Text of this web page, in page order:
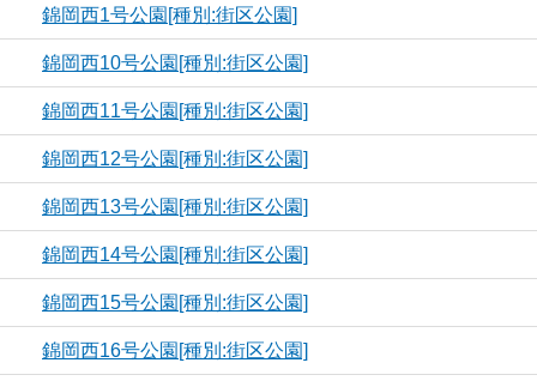
錦岡西1号公園[種別:街区公園]
錦岡西10号公園[種別:街区公園]
錦岡西11号公園[種別:街区公園]
錦岡西12号公園[種別:街区公園]
錦岡西13号公園[種別:街区公園]
錦岡西14号公園[種別:街区公園]
錦岡西15号公園[種別:街区公園]
錦岡西16号公園[種別:街区公園]